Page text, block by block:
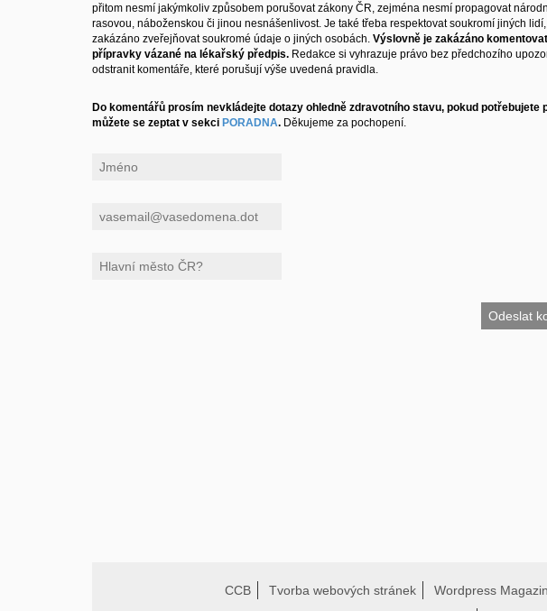
přitom nesmí jakýmkoliv způsobem porušovat zákony ČR, zejména nesmí propagovat
rasovou, náboženskou či jinou nesnášenlivost. Je také třeba respektovat soukromí jiných
zakázáno zveřejňovat soukromé údaje o jiných osobách. Výslovně je zakázáno
přípravky vázané na lékařský předpis. Redakce si vyhrazuje právo bez předchozího
odstranit komentáře, které porušují výše uvedená pravidla.
Do komentářů prosím nevkládejte dotazy ohledně zdravotního stavu, pokud potřebujete
můžete se zeptat v sekci PORADNA. Děkujeme za pochopení.
CCB Tvorba webových stránek Wordpress